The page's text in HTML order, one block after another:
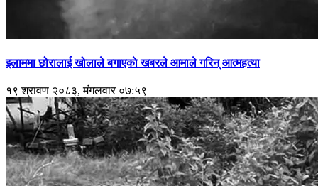
इलाममा छोरालाई खोलाले बगाएकाे खबरले आमाले गरिन् आत्महत्या
१९ श्रावण २०८३, मंगलवार ०७:५९